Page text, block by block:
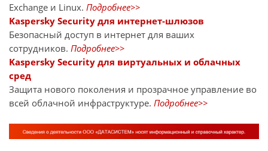
Exchange и Linux. Подробнее>>
Kaspersky Security для интернет-шлюзов
Безопасный доступ в интернет для ваших
сотрудников. Подробнее>>
Kaspersky Security для виртуальных и облачных
сред
Защита нового поколения и прозрачное управление во
всей облачной инфраструктуре. Подробнее>>